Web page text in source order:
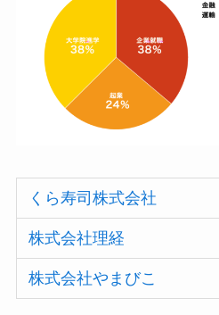
くら寿司株式会社
株式会社理経
株式会社やまびこ